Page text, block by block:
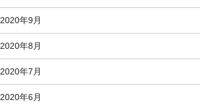
2020年9月
2020年8月
2020年7月
2020年6月